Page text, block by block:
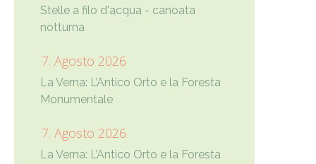
Stelle a filo d'acqua - canoata
notturna
7. Agosto 2026
La Verna: L’Antico Orto e la Foresta
Monumentale
7. Agosto 2026
La Verna: L’Antico Orto e la Foresta